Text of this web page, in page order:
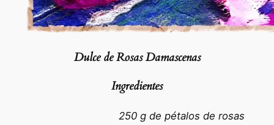
Dulce de Rosas Damascenas
Ingredientes
250 g de pétalos de rosas